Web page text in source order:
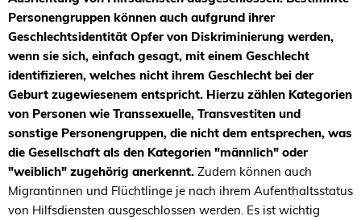
Personengruppen können auch aufgrund ihrer
Geschlechtsidentität Opfer von Diskriminierung werden,
wenn sie sich, einfach gesagt, mit einem Geschlecht
identifizieren, welches nicht ihrem Geschlecht bei der
Geburt zugewiesenem entspricht. Hierzu zählen Kategorien
von Personen wie Transsexuelle, Transvestiten und
sonstige Personengruppen, die nicht dem entsprechen, was
die Gesellschaft als den Kategorien "männlich" oder
"weiblich" zugehörig anerkennt. Zudem können auch
Migrantinnen und Flüchtlinge je nach ihrem Aufenthaltsstatus
von Hilfsdiensten ausgeschlossen werden. Es ist wichtig